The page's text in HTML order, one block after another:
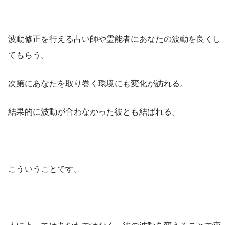
波動修正を行える占い師や霊能者にあなたの波動を良くし
てもらう。
次第にあなたを取り巻く環境にも変化が訪れる。
結果的に波動が合わなかった彼とも結ばれる。
こういうことです。